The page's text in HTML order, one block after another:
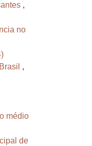
,
no
,
médio
de